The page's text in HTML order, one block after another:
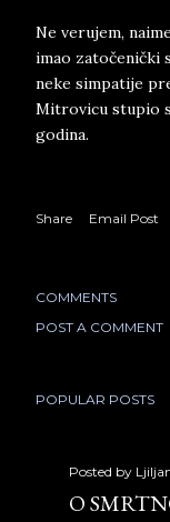
Ne verujem,
imao zatočenički
neke simpatije
Mitrovicu stupio
godina.
Share Email Post
COMMENTS
POST A COMMENT
POPULAR POSTS
Posted by
O